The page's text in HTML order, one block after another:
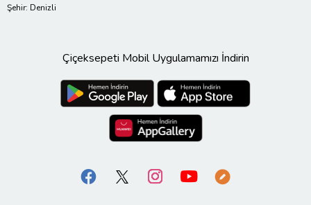
Şehir: Denizli
Çiçeksepeti Mobil Uygulamamızı İndirin